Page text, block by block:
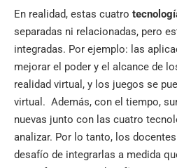
En realidad, estas cuatro
separadas ni relacionadas, pero
integradas. Por ejemplo: las
mejorar el poder y el alcance de
realidad virtual, y los juegos se
virtual. Además, con el tiempo,
nuevas junto con las cuatro
analizar. Por lo tanto, los
desafío de integrarlas a medida